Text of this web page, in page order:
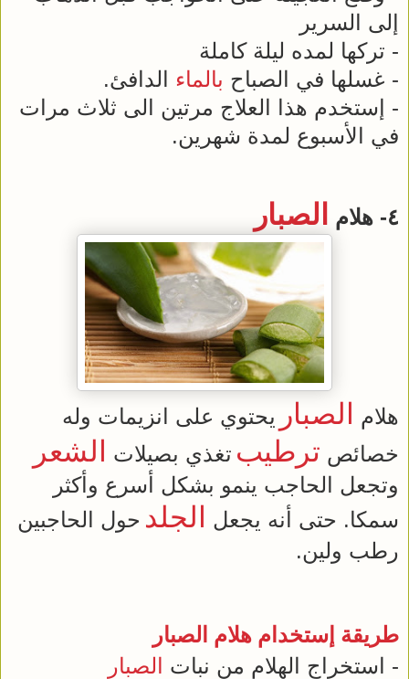
إلى السرير
- تركها لمده ليلة كاملة
- غسلها في الصباح بالماء الدافئ.
- إستخدم هذا العلاج مرتين الى ثلاث مرات
في الأسبوع لمدة شهرين.
٤- هلام الصبار
هلام الصبار يحتوي على انزيمات وله
خصائص ترطيب تغذي بصيلات الشعر
وتجعل الحاجب ينمو بشكل أسرع وأكثر
سمكا. حتى أنه يجعل
الجلد حول الحاجبين
رطب ولين.
طريقة إستخدام هلام الصبار
- استخراج الهلام من نبات الصبار